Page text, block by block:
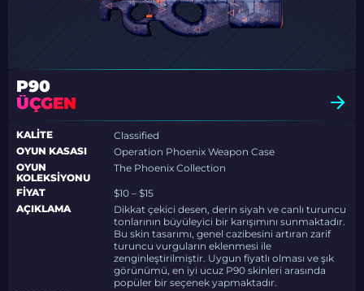
P90
ÜÇGEN
KALITE
Classified
OYUN KASASI
Operation Phoenix Weapon Case
OYUN
KOLEKSIYONU
The Phoenix Collection
FIYAT
$10 – $15
AÇIKLAMA
Dikkat çekici desen, derin siyah ve canlı turuncu
tonlarının büyüleyici bir karışımını sunmaktadır.
Bu skin tasarımı, genel cazibesini artıran zarif
turuncu vurguların eklenmesi ile
zenginleştirilmiştir. Uygun fiyatlı olması ve şık
görünümü, en iyi ucuz P90 skinleri arasında
popüler bir seçenek yapmaktadır.